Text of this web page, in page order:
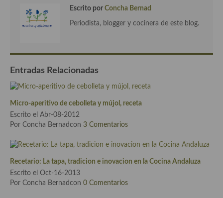
Cocina Azerí (Azerbaiyán)
Cocina de Egipto
Cocina Oriental
Cocina Tailandesa
Cocina Japonesa
Cocina Vietnamita
Cocina camboyana
Cocina Coreana
Cocina HIndú
Escrito por Concha Bernad
Periodista, blogger y cocinera de este blog.
Entradas Relacionadas
Micro-aperitivo de cebolleta y mújol, receta
Escrito el Abr-08-2012
Por Concha Bernadcon 3 Comentarios
Recetario: La tapa, tradicion e inovacion en la Cocina Andaluza
Escrito el Oct-16-2013
Por Concha Bernadcon 0 Comentarios